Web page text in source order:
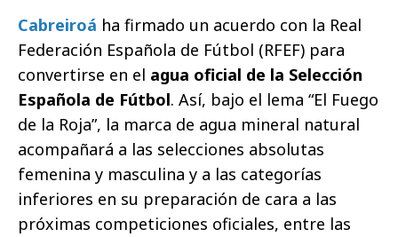
Cabreiroá ha firmado un acuerdo con la Real
Federación Española de Fútbol (RFEF) para
convertirse en el agua oficial de la Selección
Española de Fútbol. Así, bajo el lema “El Fuego
de la Roja”, la marca de agua mineral natural
acompañará a las selecciones absolutas
femenina y masculina y a las categorías
inferiores en su preparación de cara a las
próximas competiciones oficiales, entre las